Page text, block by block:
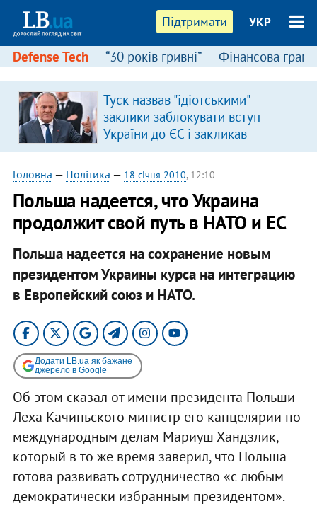
Підтримати УКР
Defense Tech “30 років гривні” Фінансова
Туск назвав "ідіотськими"
заклики заблокувати вступ
України до ЄС і закликав
припинити антиукраїнську
риторику
Головна — Політика — 18 січня 2010, 12:10
Польша надеется, что Украина
продолжит свой путь в НАТО и ЕС
Польша надеется на сохранение новым
президентом Украины курса на интеграцию
в Европейский союз и НАТО.
Додати LB.ua як бажане
джерело в Google
Об этом сказал от имени президента Польши
Леха Качиньского министр его канцелярии по
международным делам Мариуш Хандзлик,
который в то же время заверил, что Польша
готова развивать сотрудничество «с любым
демократически избранным президентом».